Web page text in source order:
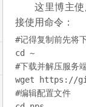
这里博主
接使用命令：
#记得复制前先将
#下载并解压服务
#编辑配置文件